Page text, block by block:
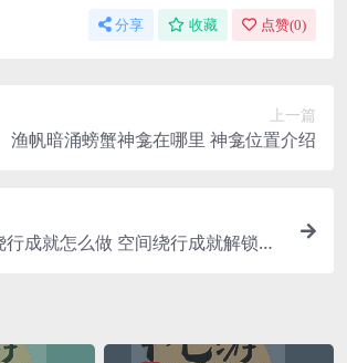
分享 收藏 点赞(0)
上一篇
渔帆暗涌螃蟹神龛在哪里 神龛位置介绍
成就怎么做 空间绕行成就解锁攻